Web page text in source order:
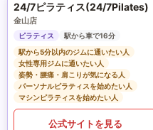
24/7ピラティス(24/7Pilates)
金山店
ピラティス
駅から車で16分
駅から5分以内のジムに通いたい人
女性専用ジムに通いたい人
姿勢・腰痛・肩こりが気になる人
パーソナルピラティスを始めたい人
マシンピラティスを始めたい人
公式サイトを見る